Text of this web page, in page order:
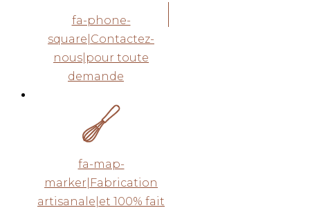
fa-phone-
square|Contactez-
nous|pour toute
demande
fa-map-
marker|Fabrication
artisanale|et 100% fait